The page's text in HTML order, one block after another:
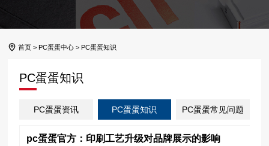
首页 >PC蛋蛋中心 >PC蛋蛋知识
PC蛋蛋知识
PC蛋蛋资讯 PC蛋蛋知识 PC蛋蛋常见问题
pc蛋蛋官方：印刷工艺升级对品牌展示的影响